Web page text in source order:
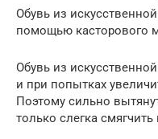
Обувь из
помощью касторового
Обувь из
и при попытках
Поэтому сильно
только слегка